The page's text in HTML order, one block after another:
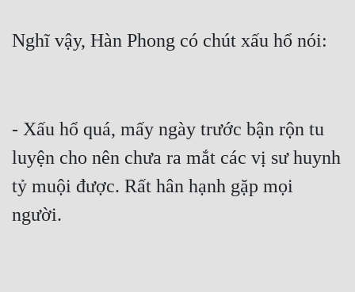
Nghĩ vậy, Hàn Phong có chút xấu hổ nói:
- Xấu hổ quá, mấy ngày trước bận rộn tu
luyện cho nên chưa ra mắt các vị sư huynh
tỷ muội được. Rất hân hạnh gặp mọi
người.